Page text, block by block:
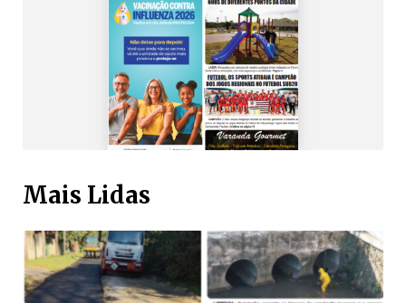
Mais Lidas